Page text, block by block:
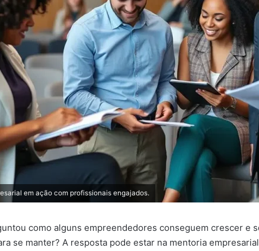
em ação com profissionais engajados.
como alguns empreendedores conseguem crescer e
se manter? A resposta pode estar na mentoria